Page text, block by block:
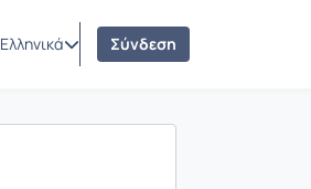
Ελληνικά Σύνδεση